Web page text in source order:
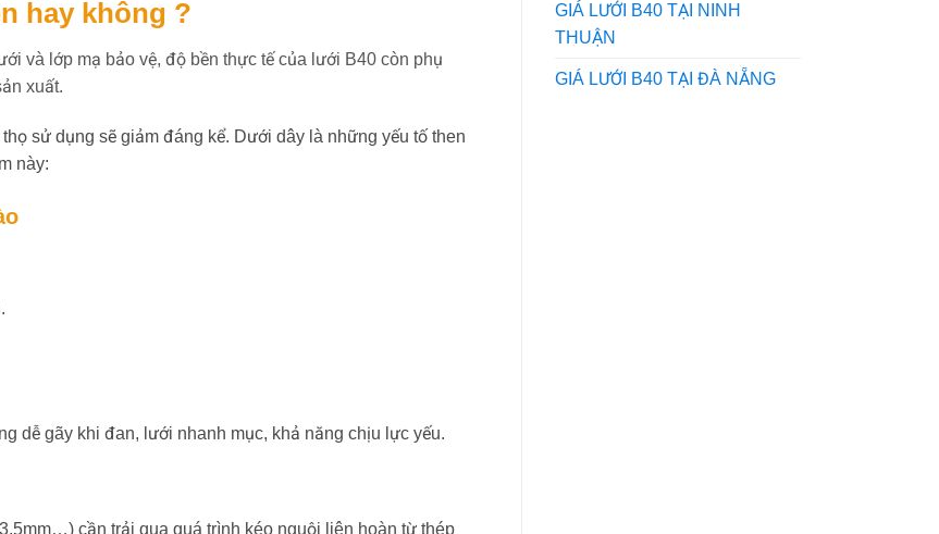
hay không ?
và lớp mạ bảo vệ, độ bền thực tế của lưới B40 còn phụ
xuất.
sử dụng sẽ giảm đáng kể. Dưới dây là những yếu tố then
này:
dễ gãy khi đan, lưới nhanh mục, khả năng chịu lực yếu.
cần trải qua quá trình kéo nguội liên hoàn từ thép
GIÁ LƯỚI B40 TẠI NINH
THUẬN
GIÁ LƯỚI B40 TẠI ĐÀ NẴNG